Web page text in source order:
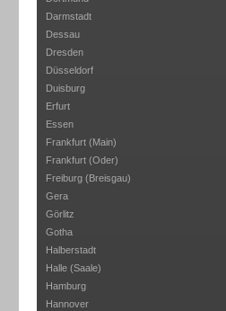
Darmstadt
Dessau
Dresden
Düsseldorf
Duisburg
Erfurt
Essen
Frankfurt (Main)
Frankfurt (Oder)
Freiburg (Breisgau)
Gera
Görlitz
Gotha
Halberstadt
Halle (Saale)
Hamburg
Hannover